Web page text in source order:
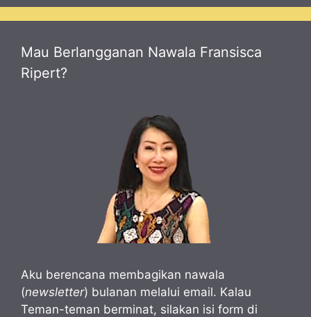
Mau Berlangganan Nawala Fransisca
Ripert?
Aku berencana membagikan nawala
(newsletter) bulanan melalui email. Kalau
Teman-teman berminat, silakan isi form di